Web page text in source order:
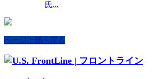
氏...
ページ上部へ戻る